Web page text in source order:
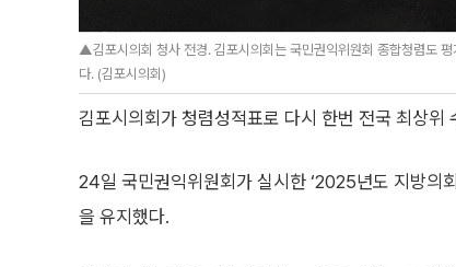
▲김포시의회 청사 전경. 김포시의회는 국민권익위원회 종합청렴도
다. (김포시의회)
김포시의회가 청렴성적표로 다시 한번 전국 최상위
24일 국민권익위원회가 실시한 ‘2025년도 지방의
을 유지했다.